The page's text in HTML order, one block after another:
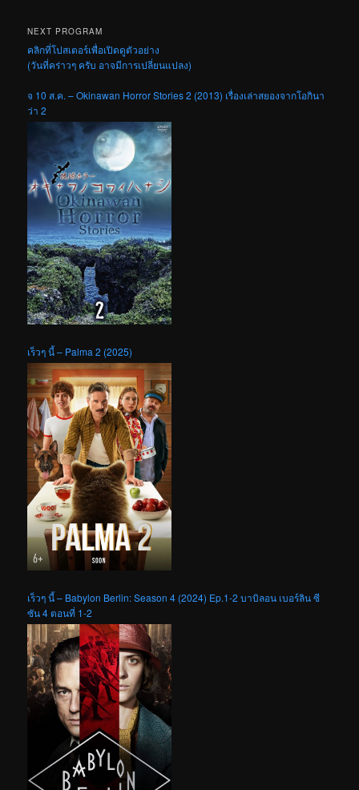
NEXT PROGRAM
คลิกที่โปสเตอร์เพื่อเปิดดูตัวอย่าง
(วันที่คร่าวๆ ครับ อาจมีการเปลี่ยนแปลง)
จ 10 ส.ค. – Okinawan Horror Stories 2 (2013) เรื่องเล่าสยองจากโอกินา
ว่า 2
เร็วๆ นี้ – Palma 2 (2025)
เร็วๆ นี้ – Babylon Berlin: Season 4 (2024) Ep.1-2 บาบิลอน เบอร์ลิน ซี
ซัน 4 ตอนที่ 1-2